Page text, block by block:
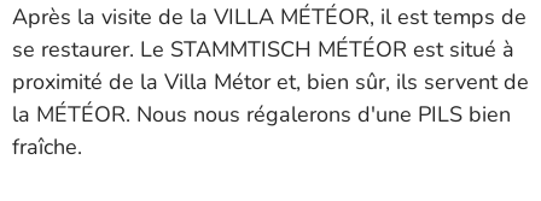
Après la visite de la VILLA MÉTÉOR, il est temps de
se restaurer. Le STAMMTISCH MÉTÉOR est situé à
proximité de la Villa Métor et, bien sûr, ils servent de
la MÉTÉOR. Nous nous régalerons d'une PILS bien
fraîche.